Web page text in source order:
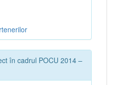
în cadrul POCU 2014 –